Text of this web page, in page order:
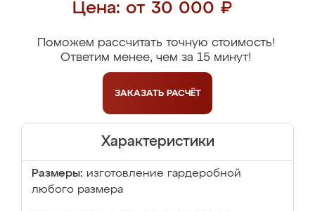
Цена: от 30 000 ₽
Поможем рассчитать точную стоимость!
Ответим менее, чем за 15 минут!
ЗАКАЗАТЬ РАСЧЁТ
Характеристики
Размеры: изготовление гардеробной
любого размера